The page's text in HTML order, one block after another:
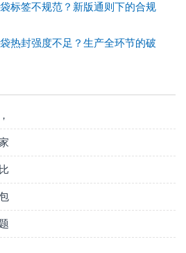
标签不规范？新版通则下的合规
热封强度不足？生产全环节的破